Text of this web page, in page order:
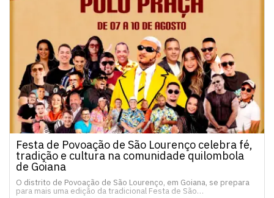
Festa de Povoação de São Lourenço celebra fé,
tradição e cultura na comunidade quilombola
de Goiana
O distrito de Povoação de São Lourenço, em Goiana, se prepara
para mais uma edição da tradicional Festa de São…